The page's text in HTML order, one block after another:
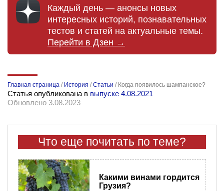
Каждый день — анонсы новых
интересных историй, познавательных
тестов и статей на актуальные темы.
Перейти в Дзен →
Главная страница / История /Статьи / Когда появилось шампанское?
Статья опубликована в выпуске 4.08.2021
Обновлено 3.08.2023
Что еще почитать по теме?
Какими винами гордится
Грузия?